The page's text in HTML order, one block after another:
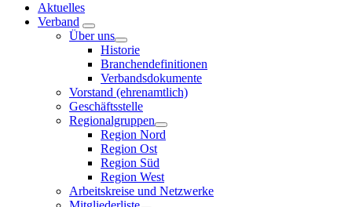
Aktuelles
Verband
Über uns
Historie
Branchendefinitionen
Verbandsdokumente
Vorstand (ehrenamtlich)
Geschäftsstelle
Regionalgruppen
Region Nord
Region Ost
Region Süd
Region West
Arbeitskreise und Netzwerke